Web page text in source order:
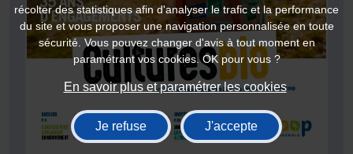
récolter des statistiques afin d'analyser le trafic et la performance
du site et vous proposer une navigation personnalisée en toute
sécurité. Vous pouvez changer d'avis à tout moment en
paramétrant vos cookies. OK pour vous ?
En savoir plus et paramétrer les cookies
Je refuse J'accepte